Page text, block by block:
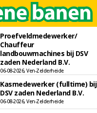
Proefveldmedewerker/
Chauffeur
landbouwmachines bij DSV
zaden Nederland B.V.
06-08-2026, Ven-Zelderheide
Kasmedewerker (fulltime) bij
DSV zaden Nederland B.V.
06-08-2026, Ven-Zelderheide